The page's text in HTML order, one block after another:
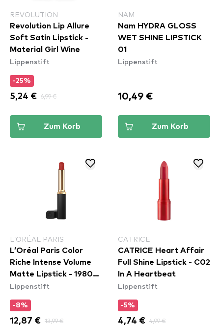
REVOLUTION
Revolution Lip Allure
Soft Satin Lipstick -
Material Girl Wine
Lippenstift
-25%
5,24 € 6,99 €
Zum Korb
NAM
Nam HYDRA GLOSS
WET SHINE LIPSTICK
01
Lippenstift
10,49 €
Zum Korb
L’ORÉAL PARIS
L’Oréal Paris Color
Riche Intense Volume
Matte Lipstick - 1980
L'Ambre​
Lippenstift
-8%
12,87 € 13,99 €
CATRICE
CATRICE Heart Affair
Full Shine Lipstick - C02
In A Heartbeat
Lippenstift
-5%
4,74 € 4,99 €